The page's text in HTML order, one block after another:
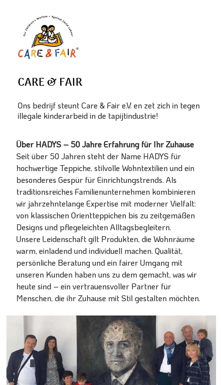
CARE & FAIR
Ons bedrijf steunt Care & Fair e.V. en zet zich in tegen
illegale kinderarbeid in de tapijtindustrie!
Über HADYS – 50 Jahre Erfahrung für Ihr Zuhause
Seit über 50 Jahren steht der Name HADYS für
hochwertige Teppiche, stilvolle Wohntextilien und ein
besonderes Gespür für Einrichtungstrends. Als
traditionsreiches Familienunternehmen kombinieren
wir jahrzehntelange Expertise mit moderner Vielfalt:
von klassischen Orientteppichen bis zu zeitgemäßen
Designs und pflegeleichten Alltagsbegleitern.
Unsere Leidenschaft gilt Produkten, die Wohnräume
warm, einladend und individuell machen. Qualität,
persönliche Beratung und ein fairer Umgang mit
unseren Kunden haben uns zu dem gemacht, was wir
heute sind – ein vertrauensvoller Partner für
Menschen, die ihr Zuhause mit Stil gestalten möchten.